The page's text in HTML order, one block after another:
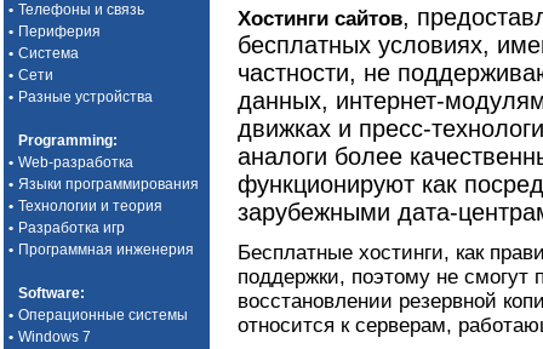
• Телефоны и связь
• Периферия
• Система
• Сети
• Разные устройства
Programming:
• Web-разработка
• Языки программирования
• Технологии и теория
• Разработка игр
• Программная инженерия
Software:
• Операционные системы
• Windows 7
Хостинги сайтов,
бесплатных условиях,
частности, не
данных, интернет-
движках и пресс-
аналоги более
функционируют как
зарубежными дата-
Бесплатные хостинги, как
поддержки, поэтому не смогут
восстановлении резервной
относится к серверам,